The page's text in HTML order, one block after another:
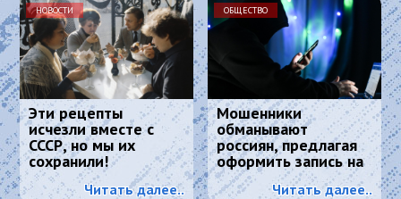
НОВОСТИ
Эти рецепты
исчезли вместе с
СССР, но мы их
сохранили!
Читать далее..
ОБЩЕСТВО
Мошенники
обманывают
россиян, предлагая
оформить запись на
диспансеризацию
Читать далее..